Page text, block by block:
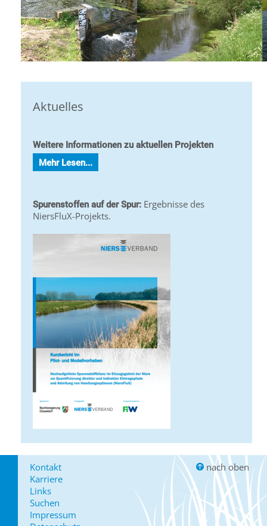
Aktuelles
Weitere Informationen zu aktuellen Projekten
Mehr Lesen...
Spurenstoffen auf der Spur: Ergebnisse des
NiersFluX-Projekts.
Kontakt
Karriere
Links
Suchen
Impressum
nach oben